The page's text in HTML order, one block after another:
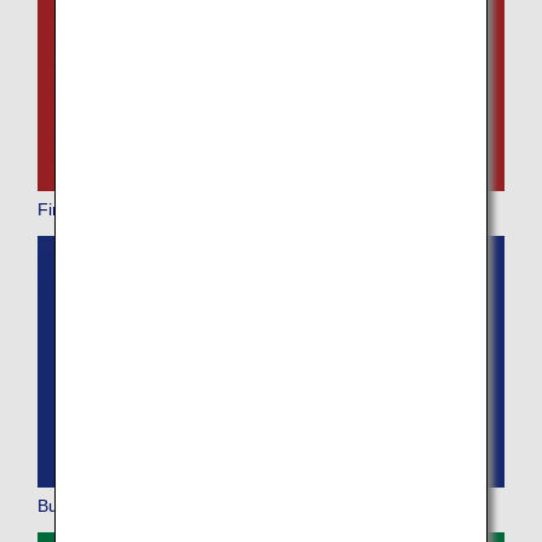
First Class
Business Class